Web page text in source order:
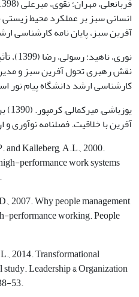
انسانی سبز بر عملکرد محیط
آفرین سبز، پایان نامه کارشناسی
نوری،
نقش رهبری تحول آفرین سبز و
کارشناسی ارشد دانشگاه پیام نور
آفرین با خلاقیت. فصلنامه نوآوری و ارزش
and Kalleberg, A.L., 2000.
performance work systems
2007. Why people management
performance working. People
2014. Transformational
Leadership & Organization
53.